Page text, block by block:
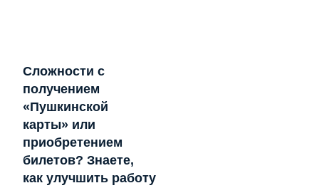
Сложности с
получением
«Пушкинской
карты» или
приобретением
билетов? Знаете,
как улучшить работу